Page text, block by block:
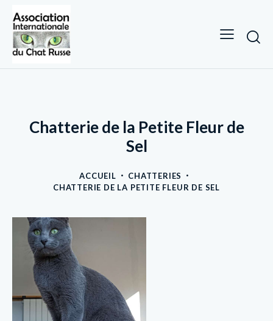
Chatterie de la Petite Fleur de
Sel
ACCUEIL
CHATTERIES
CHATTERIE DE LA PETITE FLEUR DE SEL